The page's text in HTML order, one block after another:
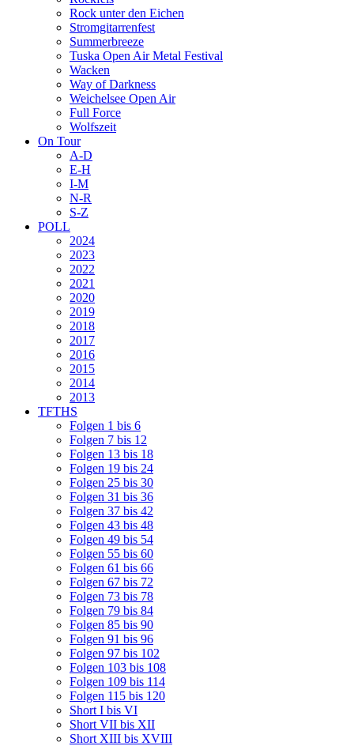
Rock unter den Eichen
Stromgitarrenfest
Summerbreeze
Tuska Open Air Metal Festival
Wacken
Way of Darkness
Weichelsee Open Air
Full Force
Wolfszeit
On Tour
A-D
E-H
I-M
N-R
S-Z
POLL
2024
2023
2022
2021
2020
2019
2018
2017
2016
2015
2014
2013
TFTHS
Folgen 1 bis 6
Folgen 7 bis 12
Folgen 13 bis 18
Folgen 19 bis 24
Folgen 25 bis 30
Folgen 31 bis 36
Folgen 37 bis 42
Folgen 43 bis 48
Folgen 49 bis 54
Folgen 55 bis 60
Folgen 61 bis 66
Folgen 67 bis 72
Folgen 73 bis 78
Folgen 79 bis 84
Folgen 85 bis 90
Folgen 91 bis 96
Folgen 97 bis 102
Folgen 103 bis 108
Folgen 109 bis 114
Folgen 115 bis 120
Short I bis VI
Short VII bis XII
Short XIII bis XVIII